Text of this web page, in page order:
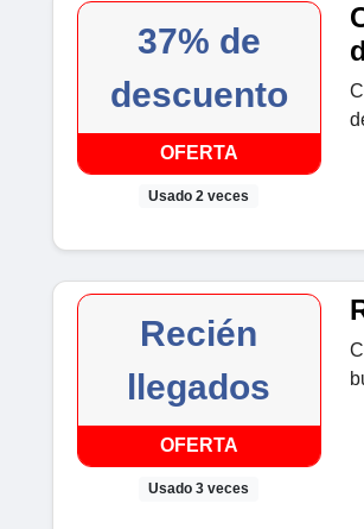
37% de
descuento
OFERTA
Usado 2 veces
Recién
llegados
OFERTA
Usado 3 veces